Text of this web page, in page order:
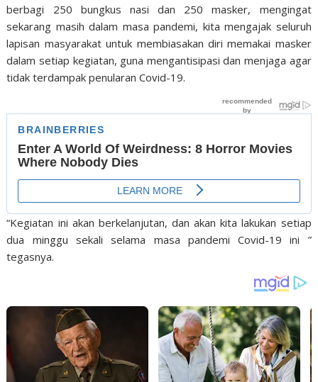
berbagi 250 bungkus nasi dan 250 masker, mengingat
sekarang masih dalam masa pandemi, kita mengajak seluruh
lapisan masyarakat untuk membiasakan diri memakai masker
dalam setiap kegiatan, guna mengantisipasi dan menjaga agar
tidak terdampak penularan Covid-19.
“Kegiatan ini akan berkelanjutan, dan akan kita lakukan setiap
dua minggu sekali selama masa pandemi Covid-19 ini ”
tegasnya.